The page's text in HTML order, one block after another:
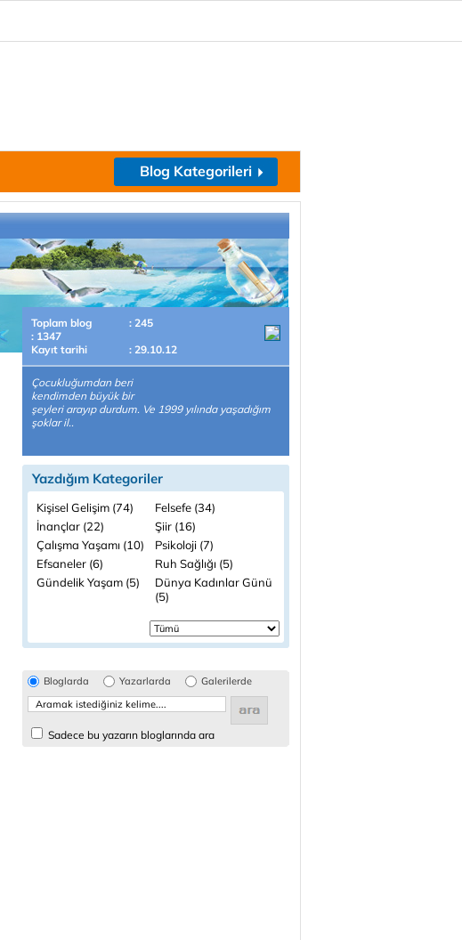
Blog Kategorileri
Toplam blog
: 245
: 1347
Kayıt tarihi
: 29.10.12
Çocukluğumdan beri
kendimden büyük bir
şeyleri arayıp durdum. Ve 1999 yılında yaşadığım
şoklar il..
Yazdığım Kategoriler
Kişisel Gelişim (74)
Felsefe (34)
İnançlar (22)
Şiir (16)
Çalışma Yaşamı (10)
Psikoloji (7)
Efsaneler (6)
Ruh Sağlığı (5)
Gündelik Yaşam (5)
Dünya Kadınlar Günü
(5)
Bloglarda Yazarlarda Galerilerde
Sadece bu yazarın bloglarında ara